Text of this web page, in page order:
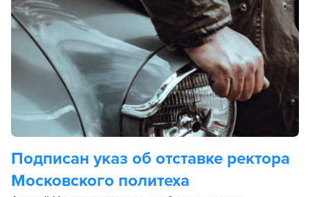
Подписан указ об отставке ректора
Московского политеха